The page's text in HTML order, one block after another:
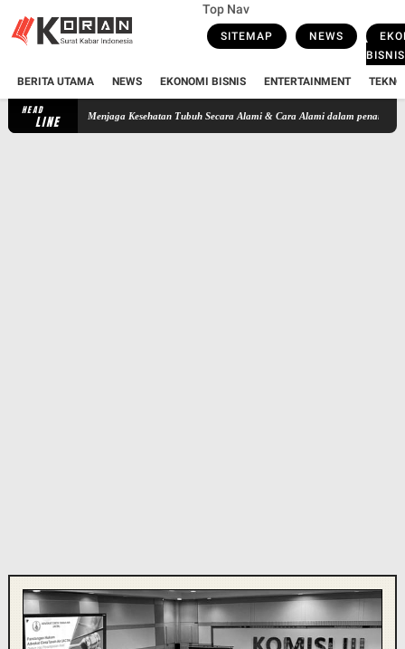
Top Nav
SITEMAP NEWS
BISNIS
BERITA UTAMA NEWS EKONOMI BISNIS ENTERTAINMENT
HEAD
LINE
Menjaga Kesehatan Tubuh Secara Alami & Cara Alami dalam penanganan benjolan